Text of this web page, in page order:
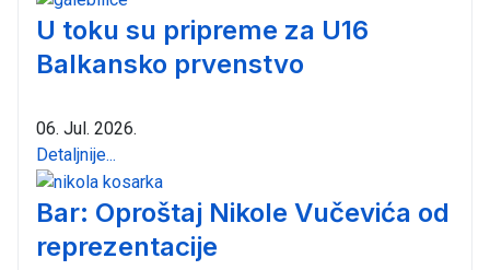
U toku su pripreme za U16
Balkansko prvenstvo
06. Jul. 2026.
Detaljnije...
Bar: Oproštaj Nikole Vučevića od
reprezentacije